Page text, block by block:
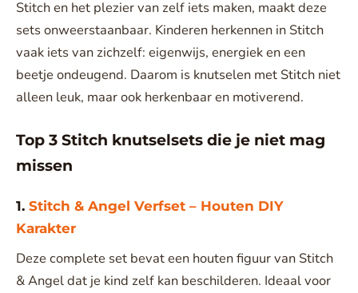
Stitch en het plezier van zelf iets maken, maakt deze
sets onweerstaanbaar. Kinderen herkennen in Stitch
vaak iets van zichzelf: eigenwijs, energiek en een
beetje ondeugend. Daarom is knutselen met Stitch niet
alleen leuk, maar ook herkenbaar en motiverend.
Top 3 Stitch knutselsets die je niet mag
missen
1. Stitch & Angel Verfset – Houten DIY
Karakter
Deze complete set bevat een houten figuur van Stitch
& Angel dat je kind zelf kan beschilderen. Ideaal voor